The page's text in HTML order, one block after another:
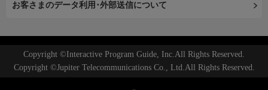
お客さまのデータ利用･外部送信について
Copyright ©Interactive Program Guide, Inc.All Rights Reserved.
Copyright ©Jupiter Telecommunications Co., Ltd.All Rights Reserved.